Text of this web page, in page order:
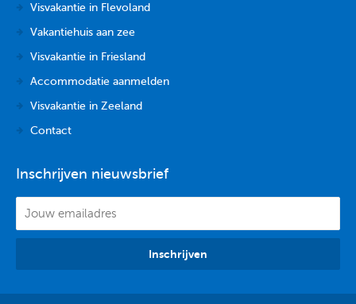
Visvakantie in Flevoland
Vakantiehuis aan zee
Visvakantie in Friesland
Accommodatie aanmelden
Visvakantie in Zeeland
Contact
Inschrijven nieuwsbrief